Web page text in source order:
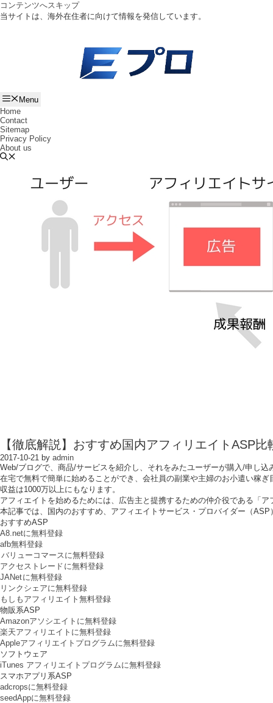
コンテンツへスキップ
当サイトは、海外在住者に向けて情報を発信しています。
Menu
Home
Contact
Sitemap
Privacy Policy
About us
【徹底解説】おすすめ国内アフィリエイトASP
2017-10-21 by admin
Web/ブログで、商品/サービスを紹介し、それをみたユーザーが購入/申し
在宅で無料で簡単に始めることができ、会社員の副業や主婦のお小遣い稼
収益は1000万以上にもなります。
アフィエイトを始めるためには、広告主と提携するための仲介役である「
本記事では、国内のおすすめ、アフィエイトサービス・プロバイダー（
おすすめASP
A8.netに無料登録
afb無料登録
バリューコマースに無料登録
アクセストレード に無料登録
JANetに無料登録
リンクシェアに無料登録
もしもアフィリエイト無料登録
物販系ASP
Amazonアソシエイトに無料登録
楽天アフィリエイトに無料登録
Appleアフィリエイトプログラムに無料登録
ソフトウェア
iTunes アフィリエイトプログラムに無料登録
スマホアプリ系ASP
adcropsに無料登録
seedAppに無料登録